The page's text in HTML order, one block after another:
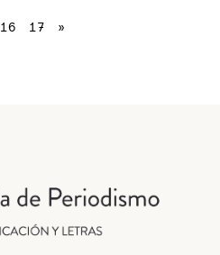
16 17 »